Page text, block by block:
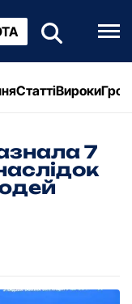
СтаттіВироки
7